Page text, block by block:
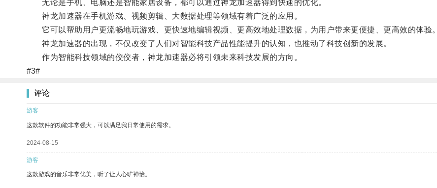
无论是手机、电脑还是智能家居设备，都可以通过神龙加速器得到快速的优化。
神龙加速器在手机游戏、视频剪辑、大数据处理等领域有着广泛的应用。
它可以帮助用户更流畅地玩游戏、更快速地编辑视频、更高效地处理数据，为用户带来更便捷、更高效的体验。
神龙加速器的出现，不仅改变了人们对智能科技产品性能提升的认知，也推动了科技创新的发展。
作为智能科技领域的佼佼者，神龙加速器必将引领未来科技发展的方向。
#3#
评论
游客
这款软件的功能非常强大，可以满足我日常使用的需求。
2024-08-15
游客
这款游戏的音乐非常优美，听了让人心旷神怡。